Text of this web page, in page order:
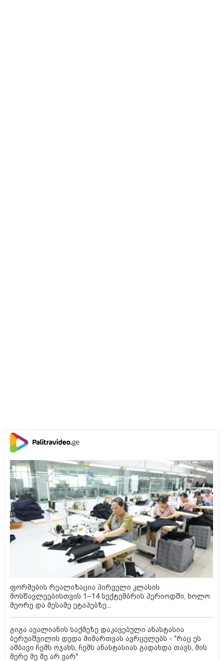
ფორმების რეალიზაცია პირველი კლასის
მოსწავლეებისთვის 1–14 სექტემბრის პერიოდში, ხოლო
მეორე და მესამე ეტაპებზე...
გიგა ავალიანის საქმეზე დაკავებული ანასტასია
ბერუაშვილის დედა მიმართვას ავრცელებს - "რაც ეს
ამბავი ჩემს ოჯახს, ჩემს ანასტასიას გადახდა თავს, მის
მერე მე მე არ ვარ"